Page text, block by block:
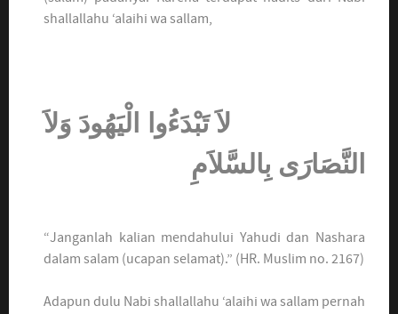
shallallahu ‘alaihi wa sallam,
لاَ تَبْدَءُوا الْيَهُودَ وَلاَ
النَّصَارَى بِالسَّلاَمِ
“Janganlah kalian mendahului Yahudi dan Nashara
dalam salam (ucapan selamat).” (HR. Muslim no. 2167)
Adapun dulu Nabi shallallahu ‘alaihi wa sallam pernah